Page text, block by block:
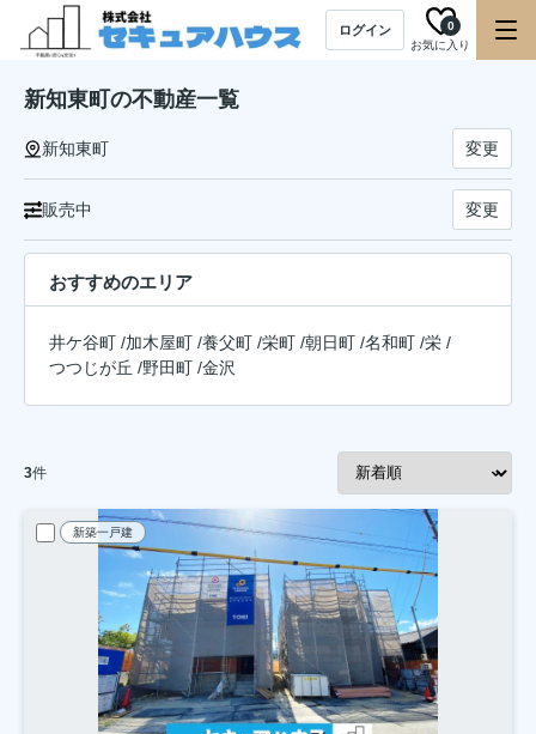
ログイン
お気に入り
0
新知東町の不動産一覧
新知東町 変更
販売中 変更
おすすめのエリア
井ケ谷町 /加木屋町 /養父町 /栄町 /朝日町 /名和町 /栄 /
つつじが丘 /野田町 /金沢
3件
新築一戸建